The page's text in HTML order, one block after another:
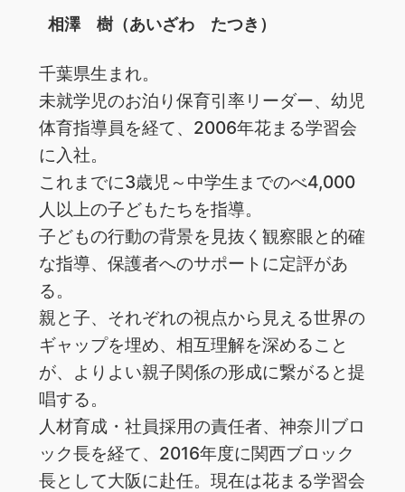
相澤 樹（あいざわ たつき）
千葉県生まれ。
未就学児のお泊り保育引率リーダー、幼児
体育指導員を経て、2006年花まる学習会
に入社。
これまでに3歳児～中学生までのべ4,000
人以上の子どもたちを指導。
子どもの行動の背景を見抜く観察眼と的確
な指導、保護者へのサポートに定評があ
る。
親と子、それぞれの視点から見える世界の
ギャップを埋め、相互理解を深めること
が、よりよい親子関係の形成に繋がると提
唱する。
人材育成・社員採用の責任者、神奈川ブロ
ック長を経て、2016年度に関西ブロック
長として大阪に赴任。現在は花まる学習会